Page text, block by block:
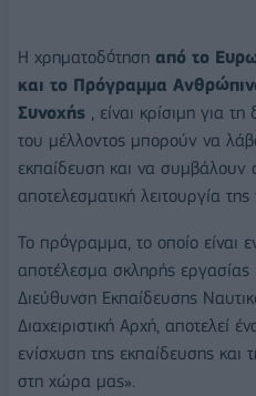
Η χρηματοδότηση από το
και το Πρόγραμμα
Συνοχής , είναι κρίσιμη για τη
του μέλλοντος μπορούν να
εκπαίδευση και να συμβάλουν
αποτελεσματική λειτουργία της
Το πρόγραμμα, το οποίο είναι
αποτέλεσμα σκληρής εργασίας
Διεύθυνση Εκπαίδευσης
Διαχειριστική Αρχή, αποτελεί
ενίσχυση της εκπαίδευσης και
στη χώρα μας».